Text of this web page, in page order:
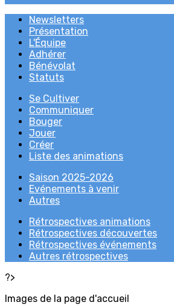
Newsletters
Présentation
L'Équipe
Adhérer
Bénévolat
Statuts
Se Cultiver
Communiquer
Bouger
Jouer
Créer
Liste des animations
Saison 2025-2026
Evénements à venir
Autres
Rétrospectives animations
Rétrospectives découvertes
Rétrospectives événements
Autres rétrospectives
?>
Images de la page d'accueil